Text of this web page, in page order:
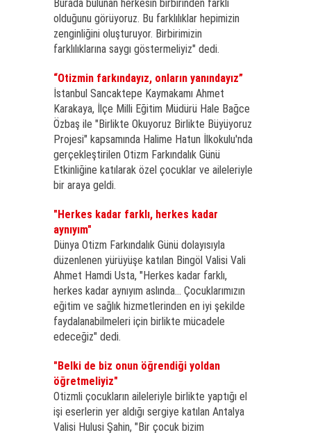
Burada bulunan herkesin birbirinden farklı
olduğunu görüyoruz. Bu farklılıklar hepimizin
zenginliğini oluşturuyor. Birbirimizin
farklılıklarına saygı göstermeliyiz" dedi.
“Otizmin farkındayız, onların yanındayız”
İstanbul Sancaktepe Kaymakamı Ahmet
Karakaya, İlçe Milli Eğitim Müdürü Hale Bağce
Özbaş ile "Birlikte Okuyoruz Birlikte Büyüyoruz
Projesi" kapsamında Halime Hatun İlkokulu'nda
gerçekleştirilen Otizm Farkındalık Günü
Etkinliğine katılarak özel çocuklar ve aileleriyle
bir araya geldi.
"Herkes kadar farklı, herkes kadar
aynıyım"
Dünya Otizm Farkındalık Günü dolayısıyla
düzenlenen yürüyüşe katılan Bingöl Valisi Vali
Ahmet Hamdi Usta, "Herkes kadar farklı,
herkes kadar aynıyım aslında... Çocuklarımızın
eğitim ve sağlık hizmetlerinden en iyi şekilde
faydalanabilmeleri için birlikte mücadele
edeceğiz" dedi.
"Belki de biz onun öğrendiği yoldan
öğretmeliyiz"
Otizmli çocukların aileleriyle birlikte yaptığı el
işi eserlerin yer aldığı sergiye katılan Antalya
Valisi Hulusi Şahin, "Bir çocuk bizim